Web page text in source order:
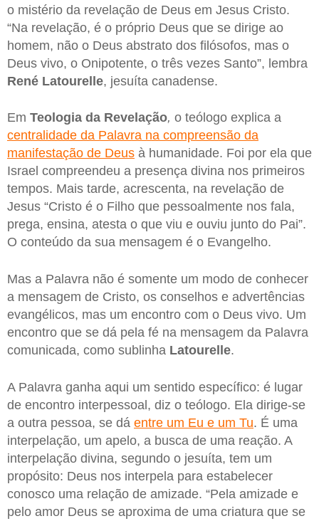
o mistério da revelação de Deus em Jesus Cristo.
“Na revelação, é o próprio Deus que se dirige ao
homem, não o Deus abstrato dos filósofos, mas o
Deus vivo, o Onipotente, o três vezes Santo”, lembra
René Latourelle, jesuíta canadense.
Em Teologia da Revelação, o teólogo explica a
centralidade da Palavra na compreensão da
manifestação de Deus à humanidade. Foi por ela que
Israel compreendeu a presença divina nos primeiros
tempos. Mais tarde, acrescenta, na revelação de
Jesus “Cristo é o Filho que pessoalmente nos fala,
prega, ensina, atesta o que viu e ouviu junto do Pai”.
O conteúdo da sua mensagem é o Evangelho.
Mas a Palavra não é somente um modo de conhecer
a mensagem de Cristo, os conselhos e advertências
evangélicos, mas um encontro com o Deus vivo. Um
encontro que se dá pela fé na mensagem da Palavra
comunicada, como sublinha Latourelle.
A Palavra ganha aqui um sentido específico: é lugar
de encontro interpessoal, diz o teólogo. Ela dirige-se
a outra pessoa, se dá entre um Eu e um Tu. É uma
interpelação, um apelo, a busca de uma reação. A
interpelação divina, segundo o jesuíta, tem um
propósito: Deus nos interpela para estabelecer
conosco uma relação de amizade. “Pela amizade e
pelo amor Deus se aproxima de uma criatura que se